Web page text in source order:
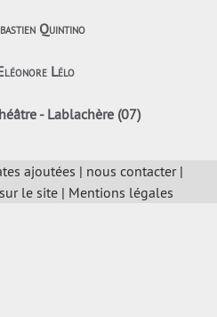
Quintino
Lélo
- Lablachère (07)
ajoutées | nous contacter|
le site| Mentions légales